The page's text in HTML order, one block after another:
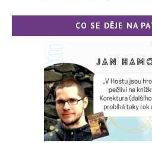
CO SE DĚJE NA